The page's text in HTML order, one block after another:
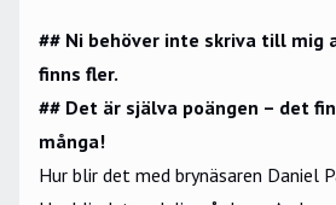
## Ni behöver inte skriva till mig
finns fler.
## Det är själva poängen – det
många!
Hur blir det med brynäsaren Daniel